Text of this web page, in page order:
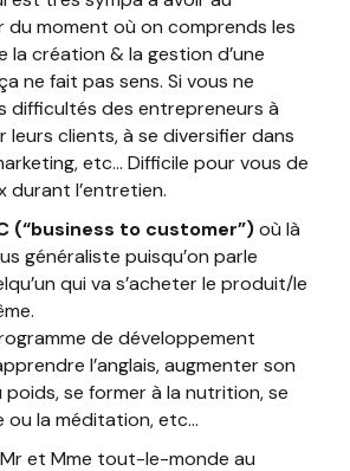
du moment où on comprends les
la création & la gestion d’une
ne fait pas sens. Si vous ne
difficultés des entrepreneurs à
leurs clients, à se diversifier dans
etc… Difficile pour vous de
durant l’entretien.
(“business to customer”)où là
généraliste puisqu’on parle
qui va s’acheter le produit/le
de développement
l’anglais, augmenter son
se former à la nutrition, se
ou la méditation, etc…
et Mme tout-le-monde au